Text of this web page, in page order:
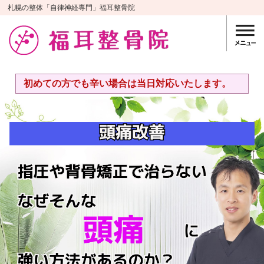
札幌の整体「自律神経専門」福耳整骨院
初めての方でも辛い場合は当日対応いたします。